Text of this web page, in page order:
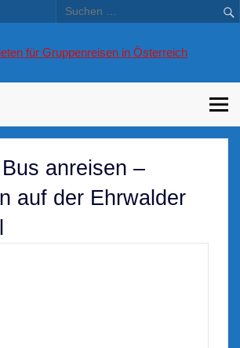
–
anreisen –
auf der Ehrwalder